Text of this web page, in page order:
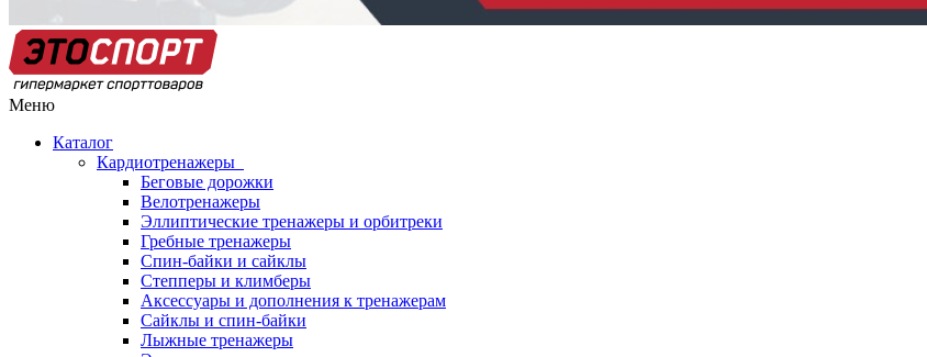
Меню
Каталог
Кардиотренажеры
Беговые дорожки
Велотренажеры
Эллиптические тренажеры и орбитреки
Гребные тренажеры
Спин-байки и сайклы
Степперы и климберы
Аксессуары и дополнения к тренажерам
Сайклы и спин-байки
Лыжные тренажеры